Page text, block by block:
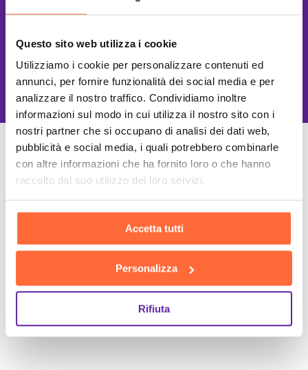
Questo sito web utilizza i cookie
Utilizziamo i cookie per personalizzare contenuti ed
annunci, per fornire funzionalità dei social media e per
analizzare il nostro traffico. Condividiamo inoltre
informazioni sul modo in cui utilizza il nostro sito con i
nostri partner che si occupano di analisi dei dati web,
pubblicità e social media, i quali potrebbero combinarle
con altre informazioni che ha fornito loro o che hanno
raccolto dal suo utilizzo dei loro servizi.
Accetta tutti
Personalizza
Rifiuta
This site is protected by reCAPTCHA
and the Google
Privacy Policyand Terms of Service apply.
Un Team di specialisti
Sempre a tuo supporto